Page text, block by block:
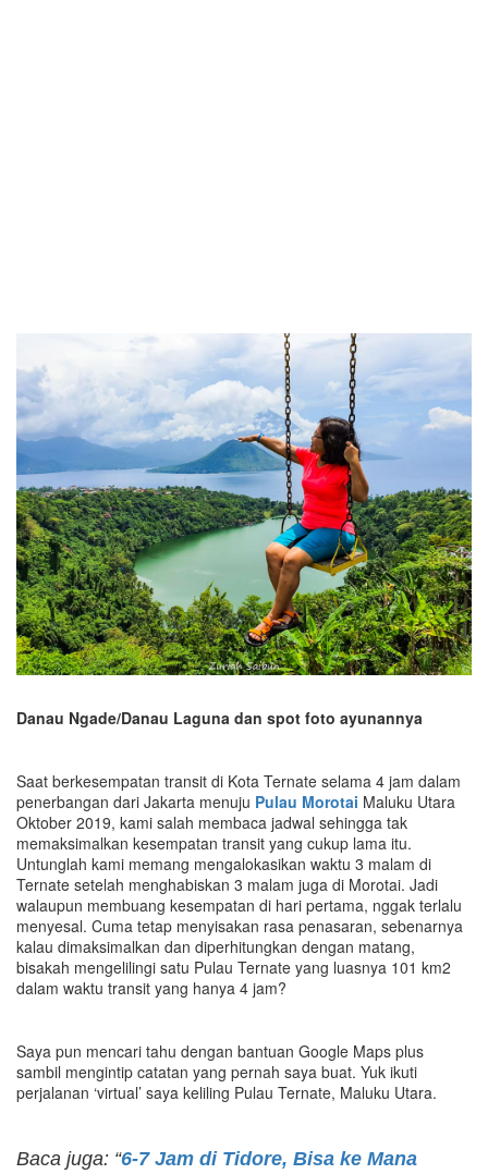
Danau Ngade/Danau Laguna dan spot foto ayunannya
Saat berkesempatan transit di Kota Ternate selama 4 jam dalam
penerbangan dari Jakarta menuju Pulau Morotai Maluku Utara
Oktober 2019, kami salah membaca jadwal sehingga tak
memaksimalkan kesempatan transit yang cukup lama itu.
Untunglah kami memang mengalokasikan waktu 3 malam di
Ternate setelah menghabiskan 3 malam juga di Morotai. Jadi
walaupun membuang kesempatan di hari pertama, nggak terlalu
menyesal. Cuma tetap menyisakan rasa penasaran, sebenarnya
kalau dimaksimalkan dan diperhitungkan dengan matang,
bisakah mengelilingi satu Pulau Ternate yang luasnya 101 km2
dalam waktu transit yang hanya 4 jam?
Saya pun mencari tahu dengan bantuan Google Maps plus
sambil mengintip catatan yang pernah saya buat. Yuk ikuti
perjalanan ‘virtual’ saya keliling Pulau Ternate, Maluku Utara.
Baca juga: “6-7 Jam di Tidore, Bisa ke Mana